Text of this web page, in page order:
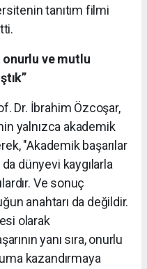
tanıtım filmi
onurlu ve mutlu
Dr. İbrahim Özcoşar,
yalnızca akademik
"Akademik başarılar
dünyevi kaygılarla
Ve sonuç
anahtarı da değildir.
olarak
yanı sıra, onurlu
kazandırmaya